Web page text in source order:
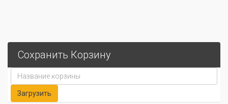
Сохранить Корзину